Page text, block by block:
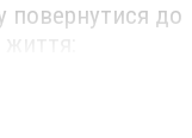
повернутися до